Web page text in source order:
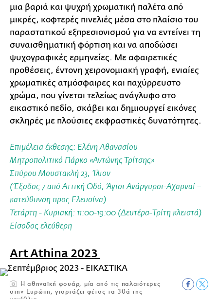
μια βαριά και ψυχρή χρωματική παλέτα από
μικρές, κοφτερές πινελιές μέσα στο πλαίσιο του
παραστατικού εξπρεσιονισμού για να εντείνει τη
συναισθηματική φόρτιση και να αποδώσει
ψυχογραφικές ερμηνείες. Με αφαιρετικές
προθέσεις, έντονη χειρονομιακή γραφή, ενιαίες
χρωματικές ατμόσφαιρες και παχύρρευστο
χρώμα, που γίνεται τελείως ανάγλυφο στο
εικαστικό πεδίο, σκάβει και δημιουργεί εικόνες
σκληρές με πλούσιες εκφραστικές δυνατότητες.
Επιμέλεια έκθεσης: Ελένη Αθανασίου
Μητροπολιτικό Πάρκο «Αντώνης Τρίτσης»
Σπύρου Μουστακλή 23, Ίλιον
(Έξοδος 7 από Αττική Οδό, Άγιοι Ανάργυροι-Αχαρναί –
κατεύθυνση προς Ελευσίνα)
Τετάρτη - Κυριακή: 11:00-19:00 (Δευτέρα-Τρίτη κλειστά)
Είσοδος ελεύθερη
Art Athina 2023
Η αθηναϊκή φουάρ, μία από τις παλαιότερες
στην Ευρώπη, γιορτάζει φέτος τα 30ά της